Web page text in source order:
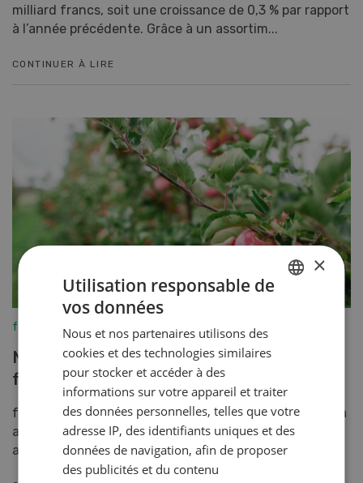
milliard francs, soit une croissance de 0,3 % par rapport
à l’année précédente. Grâce à un assortim...
CONTINUER À LIRE
fenaco-LANDI
Nouvelle convention collective chez
fenaco
fenaco société coopérative, les syndicats Syna et Unia
ainsi que la Commission du personnel fenaco se sont
accordés sur une nouvelle convention collective...
×
Utilisation responsable de
vos données
Nous et nos partenaires utilisons des
cookies et des technologies similaires
pour stocker et accéder à des
informations sur votre appareil et traiter
des données personnelles, telles que votre
adresse IP, des identifiants uniques et des
données de navigation, afin de proposer
des publicités et du contenu